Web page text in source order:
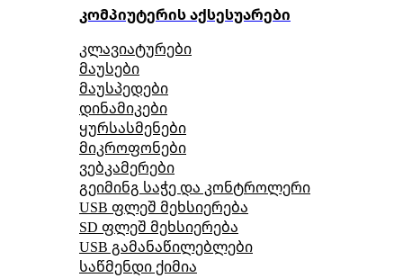
კომპიუტერის აქსესუარები
კლავიატურები
მაუსები
მაუსპედები
დინამიკები
ყურსასმენები
მიკროფონები
ვებკამერები
გეიმინგ საჭე და კონტროლერი
USB ფლეშ მეხსიერება
SD ფლეშ მეხსიერება
USB გამანაწილებლები
საწმენდი ქიმია